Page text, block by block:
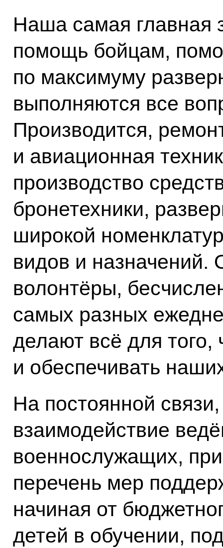
Наша самая главная
помощь бойцам,
по максимуму
выполняются все
Производится,
и авиационная
производство
бронетехники,
широкой
видов и назначений.
волонтёры,
самых разных
делают всё для того,
и обеспечивать
На постоянной
взаимодействие
военнослужащих,
перечень мер
начиная от
детей в обучении,